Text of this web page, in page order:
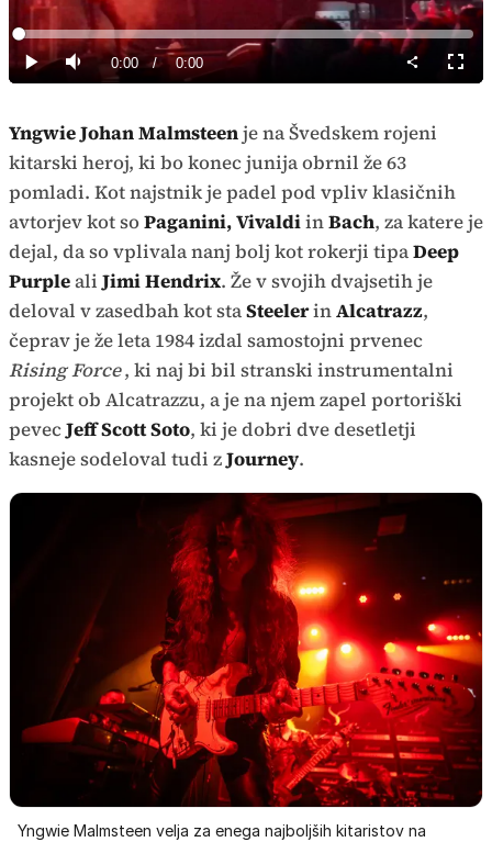
Predvajaj
PredvajajTiho Current
0:00 / Duration
0:00
Loaded:
0%
način
Yngwie Johan Malmsteenje na Švedskem rojeni
kitarski heroj, ki bo konec junija obrnil že 63
pomladi. Kot najstnik je padel pod vpliv klasičnih
avtorjev kot soPaganini, VivaldiinBach, za katere je
dejal, da so vplivala nanj bolj kot rokerji tipaDeep
PurplealiJimi Hendrix. Že v svojih dvajsetih je
deloval v zasedbah kot staSteelerinAlcatrazz,
čeprav je že leta 1984 izdal samostojni prvenec
Rising Force, ki naj bi bil stranski instrumentalni
projekt ob Alcatrazzu, a je na njem zapel portoriški
pevecJeff Scott Soto, ki je dobri dve desetletji
kasneje sodeloval tudi zJourney.
Yngwie Malmsteen velja za enega najboljših kitaristov na